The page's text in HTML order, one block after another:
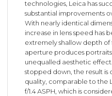
technologies, Leica has
substantial improvements
With nearly identical
increase in lens speed has
extremely shallow depth of
aperture produces
unequalled aesthetic
stopped down, the result is
quality, comparable to the
f/1.4 ASPH, which is